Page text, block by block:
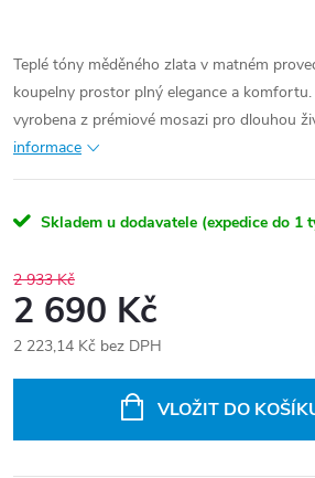
Teplé tóny měděného zlata v matném
koupelny prostor plný elegance a
vyrobena z prémiové mosazi pro dlouhou
informace
Skladem u dodavatele (expedice do 1
2 933 Kč
2 690 Kč
2 223,14 Kč bez DPH
VLOŽIT DO